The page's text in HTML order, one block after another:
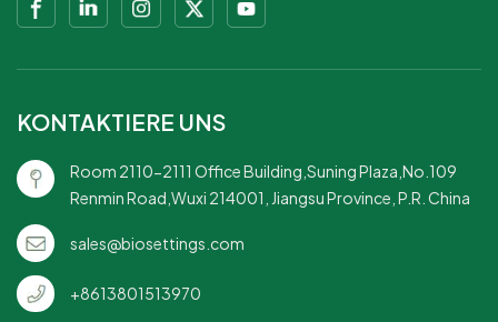
KONTAKTIERE UNS
Room 2110-2111 Office Building,Suning Plaza,No.109
Renmin Road,Wuxi 214001, Jiangsu Province, P.R. China
sales@biosettings.com
+8613801513970